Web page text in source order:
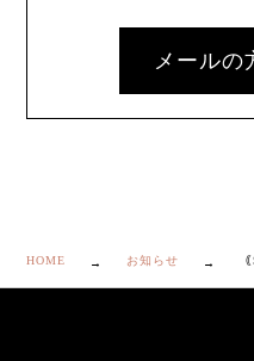
メールの
HOME お知らせ